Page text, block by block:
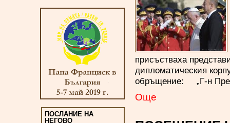
ПОСЛАНИЕ НА
НЕГОВО
присъстваха
дипломатическия
обръщение: „Г-н
Oще